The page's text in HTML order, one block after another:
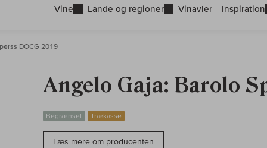
Vine Lande og regioner Vinavler Inspiration
DOCG 2019
Angelo Gaja: Barolo
Begrænset Trækasse
Læs mere om producenten